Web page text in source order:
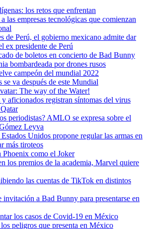
los retos que enfrentan
las empresas tecnológicas que comienzan
de Perú, el gobierno mexicano admite dar
ex presidente de Perú
de boletos en concierto de Bad Bunny
bombardeada por drones rusos
campeón del mundial 2022
se va después de este Mundial
The way of the Water!
aficionados registran síntomas del virus
periodistas? AMLO se expresa sobre el
Leyva
Unidos propone regular las armas en
más tiroteos
Phoenix como el Joker
los premios de la academia, Marvel quiere
las cuentas de TikTok en distintos
a Bad Bunny para presentarse en
los casos de Covid-19 en México
peligros que presenta en México